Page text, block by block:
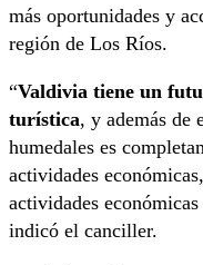
más oportunidades y
región de Los Ríos.
“Valdivia tiene un
turística, y además de
humedales es
actividades
actividades
indicó el canciller.